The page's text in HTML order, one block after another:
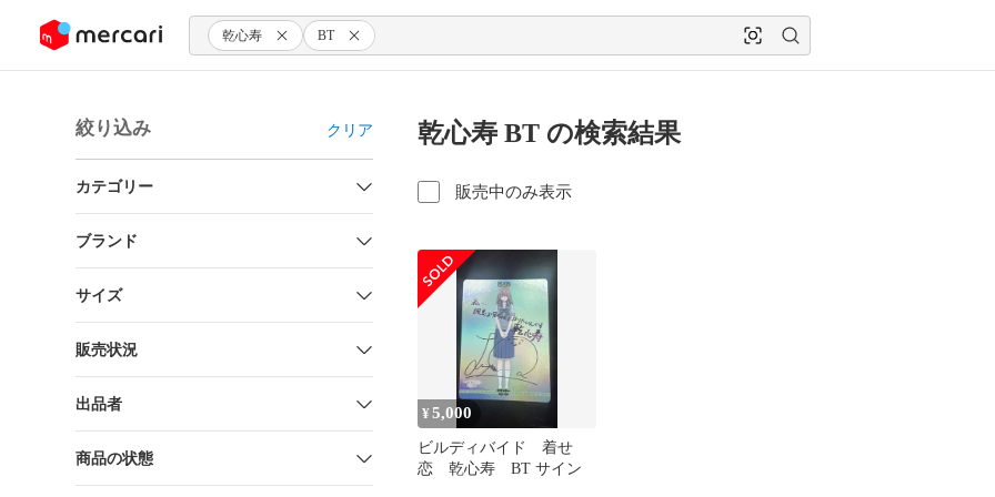
ツにスキップ 乾心寿 BT
絞り込み クリア
カテゴリー
ブランド
サイズ
販売状況
出品者
商品の状態
乾心寿 BT の検索結果
販売中のみ表示
¥5,000
ビルディバイド 着せ
恋 乾心寿 BT サイン